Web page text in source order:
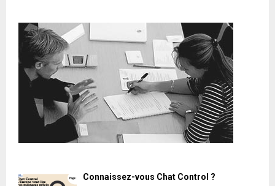
Connaissez-vous Chat Control ?